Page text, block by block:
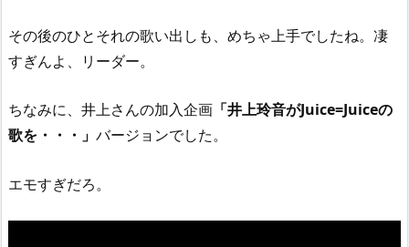
その後のひとそれの歌い出しも、めちゃ上手でしたね。凄
すぎんよ、リーダー。
ちなみに、井上さんの加入企画 「井上玲音がJuice=Juiceの
歌を・・・」 バージョンでした。
エモすぎだろ。